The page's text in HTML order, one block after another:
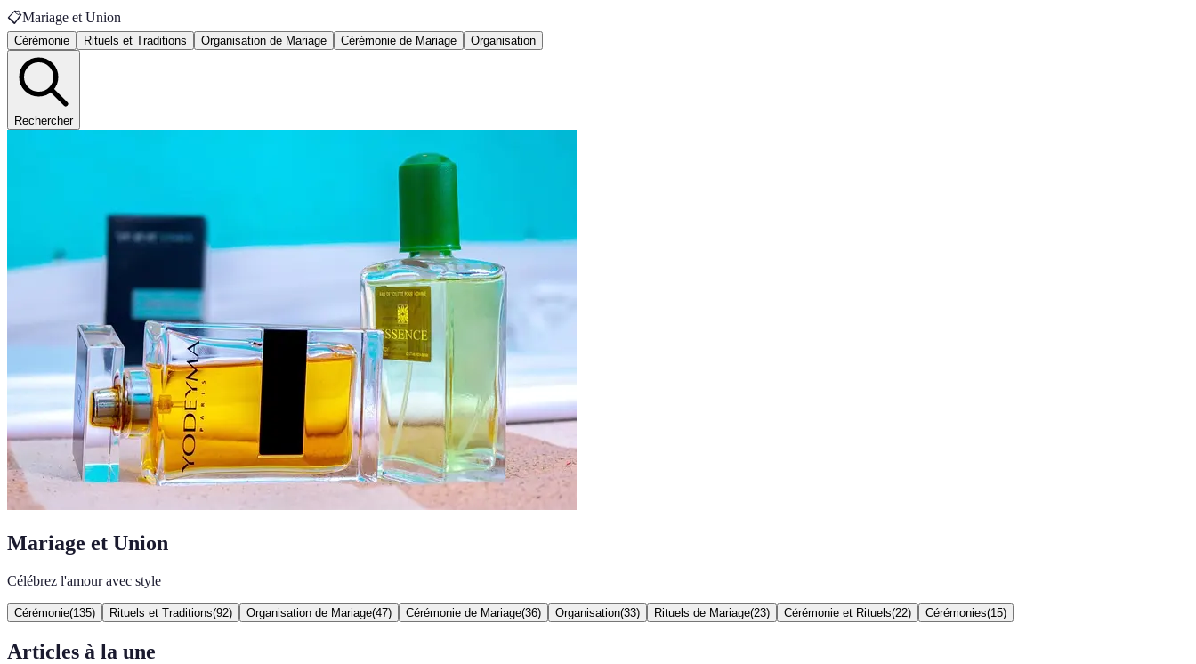
📋Mariage et Union
Cérémonie Rituels et Traditions Organisation de Mariage Cérémonie de Mariage Organisation
Rechercher
Mariage et Union
Célébrez l'amour avec style
Cérémonie(135) Rituels et Traditions(92) Organisation de Mariage(47) Cérémonie de Mariage(36) Organisation(33) Rituels de Mariage(23) Cérémonie et Rituels(22) Cérémonies(15)
Articles à la une